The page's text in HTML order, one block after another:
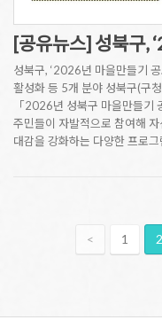
[공유뉴스] 성북구,
성북구, ‘2026년 마을만들기
활성화 등 5개 분야 성북구(구
「2026년 성북구 마을만들기
주민들이 자발적으로 참여해
대감을 강화하는 다양한 프로
< 1 2